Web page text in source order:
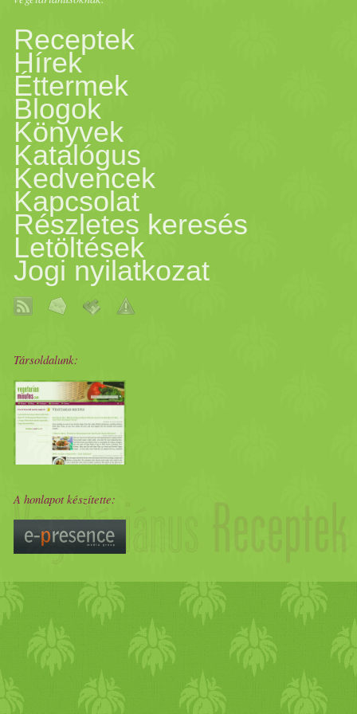
ismét...mint ahogy írtam,
nyújtsunk ki, majd vágjuk
is hagyjuk pihenni úgy fél
fokra, és süssük meg úgy
Receptek
Hírek
Éttermek
Blogok
Könyvek
Katalógus
Kedvencek
Kapcsolat
Részletes keresés
Letöltések
Jogi nyilatkozat
Társoldalunk:
A honlapot készítette: